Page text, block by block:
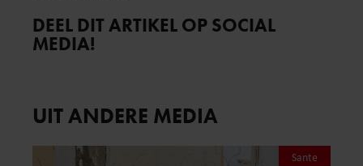
DEEL DIT ARTIKEL OP SOCIAL
MEDIA!
UIT ANDERE MEDIA
Sante